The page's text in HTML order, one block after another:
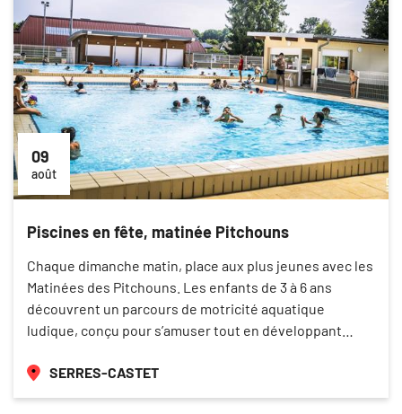
09
août
Piscines en fête, matinée Pitchouns
Chaque dimanche matin, place aux plus jeunes avec les
Matinées des Pitchouns. Les enfants de 3 à 6 ans
découvrent un parcours de motricité aquatique
ludique, conçu pour s’amuser tout en développant…
SERRES-CASTET